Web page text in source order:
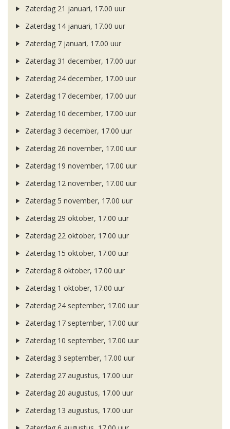
Zaterdag 21 januari, 17.00 uur
Zaterdag 14 januari, 17.00 uur
Zaterdag 7 januari, 17.00 uur
Zaterdag 31 december, 17.00 uur
Zaterdag 24 december, 17.00 uur
Zaterdag 17 december, 17.00 uur
Zaterdag 10 december, 17.00 uur
Zaterdag 3 december, 17.00 uur
Zaterdag 26 november, 17.00 uur
Zaterdag 19 november, 17.00 uur
Zaterdag 12 november, 17.00 uur
Zaterdag 5 november, 17.00 uur
Zaterdag 29 oktober, 17.00 uur
Zaterdag 22 oktober, 17.00 uur
Zaterdag 15 oktober, 17.00 uur
Zaterdag 8 oktober, 17.00 uur
Zaterdag 1 oktober, 17.00 uur
Zaterdag 24 september, 17.00 uur
Zaterdag 17 september, 17.00 uur
Zaterdag 10 september, 17.00 uur
Zaterdag 3 september, 17.00 uur
Zaterdag 27 augustus, 17.00 uur
Zaterdag 20 augustus, 17.00 uur
Zaterdag 13 augustus, 17.00 uur